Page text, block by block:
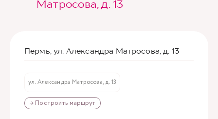
Матросова, д. 13
Пермь, ул. Александра Матросова, д. 13
ул. Александра Матросова, д. 13
→ Построить маршрут